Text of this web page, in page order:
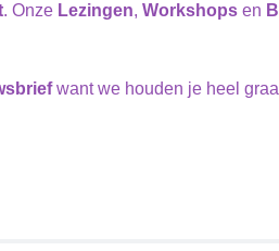
. Onze Lezingen, Workshops en
want we houden je heel